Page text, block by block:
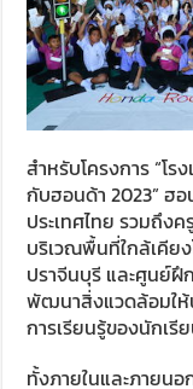
สำหรับโครงการ “โ
กับฮอนด้า 2023” ฮ
ประเทศไทย รวมถึง
บริเวณพื้นที่ใกล้เคียง
ปราจีนบุรี และศูนย์
พัฒนาสิ่งแวดล้อมให้
การเรียนรู้ของนักเรี
ทั้งภายในและภายน